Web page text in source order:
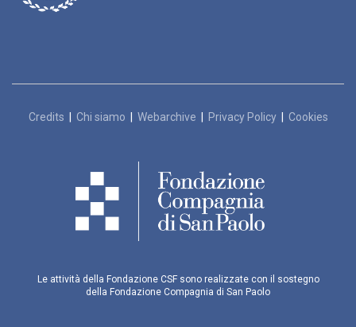
Credits Chi siamo Webarchive Privacy Policy| Cookies
Le attività della Fondazione CSF sono realizzate con il sostegno
della Fondazione Compagnia di San Paolo